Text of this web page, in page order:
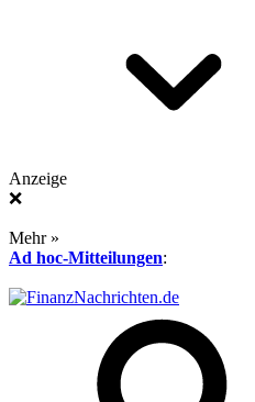
Anzeige
❌
Mehr »
Ad hoc-Mitteilungen: